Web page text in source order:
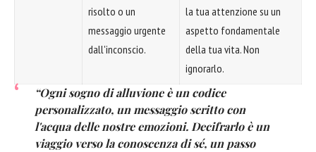
risolto o un
messaggio urgente
dall'inconscio.
la tua attenzione su un
aspetto fondamentale
della tua vita. Non
ignorarlo.
“Ogni sogno di alluvione è un codice
personalizzato, un messaggio scritto con
l'acqua delle nostre emozioni. Decifrarlo è un
viaggio verso la conoscenza di sé, un passo